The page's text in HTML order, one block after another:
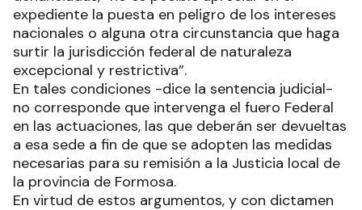
expediente la puesta en peligro de los intereses
nacionales o alguna otra circunstancia que haga
surtir la jurisdicción federal de naturaleza
excepcional y restrictiva”.
En tales condiciones -dice la sentencia judicial-
no corresponde que intervenga el fuero Federal
en las actuaciones, las que deberán ser devueltas
a esa sede a fin de que se adopten las medidas
necesarias para su remisión a la Justicia local de
la provincia de Formosa.
En virtud de estos argumentos, y con dictamen